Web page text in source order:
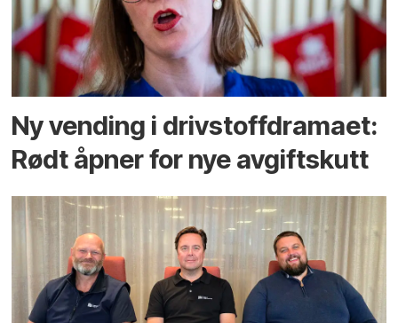
Ny vending i drivstoffdramaet:
Rødt åpner for nye avgiftskutt